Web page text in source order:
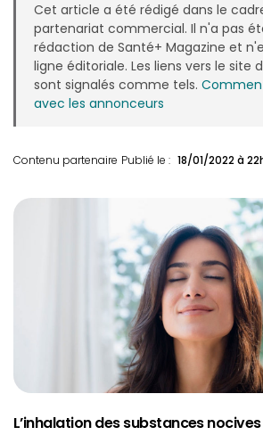
Cet article a été rédigé dans le
partenariat commercial. Il n'a pas
rédaction de Santé+ Magazine et
ligne éditoriale. Les liens vers le site
sont signalés comme tels.
avec les annonceurs
Contenu partenaire Publié le : 18/01/2022 à
L’inhalation des substances